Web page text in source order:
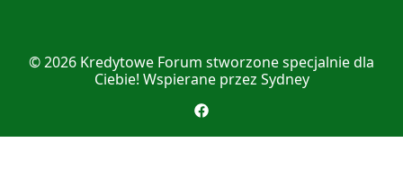
© 2026 Kredytowe Forum stworzone specjalnie dla
Ciebie! Wspierane przez Sydney